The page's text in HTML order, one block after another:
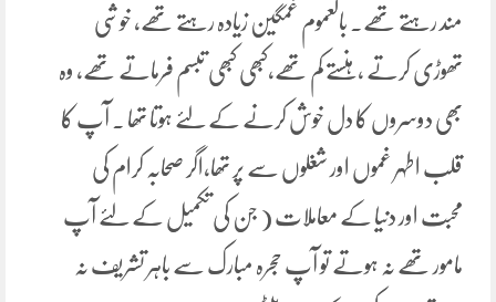
مند رہتے تھے۔ بالعموم غمگین زیادہ رہتے تھے، خوشی
تھوڑی کرتے ، ہنستے کم تھے،کبھی کبھی تبسم فرماتے تھے، وہ
بھی دوسروں کا دل خوش کرنے کے لئے ہوتا تھا ۔ آپ کا
قلب اطہر غموں اور شغلوں سے پر تھا،اگر صحابہ کرام کی
محبت اور دنیا کے معاملات ( جن کی تکمیل کے لئے آپ
مامور تھے نہ ہوتے تو آپ حجرہ مبارک سے باہر تشریف نہ